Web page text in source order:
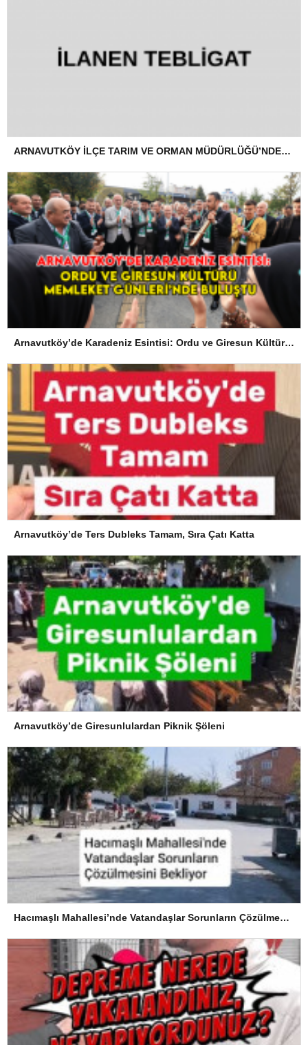
ARNAVUTKÖY İLÇE TARIM VE ORMAN MÜDÜRLÜĞÜ’NDEN İLANEN TEBLİGAT
Arnavutköy’de Karadeniz Esintisi: Ordu ve Giresun Kültürü Memleket Günleri’nde Buluştu
Arnavutköy’de Ters Dubleks Tamam, Sıra Çatı Katta
Arnavutköy’de Giresunlulardan Piknik Şöleni
Hacımaşlı Mahallesi’nde Vatandaşlar Sorunların Çözülmesini Bekliyor